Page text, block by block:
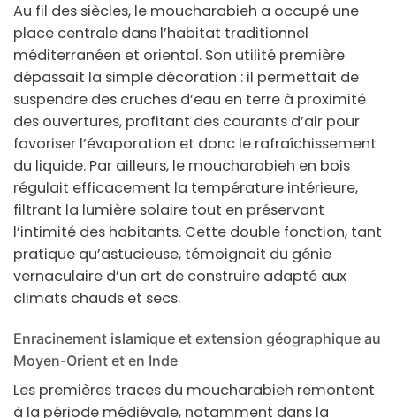
Au fil des siècles, le moucharabieh a occupé une
place centrale dans l’habitat traditionnel
méditerranéen et oriental. Son utilité première
dépassait la simple décoration : il permettait de
suspendre des cruches d’eau en terre à proximité
des ouvertures, profitant des courants d’air pour
favoriser l’évaporation et donc le rafraîchissement
du liquide. Par ailleurs, le moucharabieh en bois
régulait efficacement la température intérieure,
filtrant la lumière solaire tout en préservant
l’intimité des habitants. Cette double fonction, tant
pratique qu’astucieuse, témoignait du génie
vernaculaire d’un art de construire adapté aux
climats chauds et secs.
Enracinement islamique et extension géographique au
Moyen-Orient et en Inde
Les premières traces du moucharabieh remontent
à la période médiévale, notamment dans la